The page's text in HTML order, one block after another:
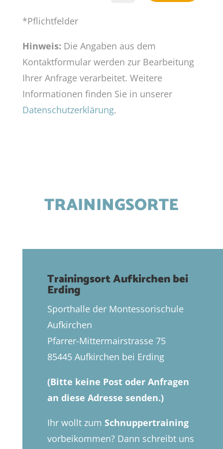
*Pflichtfelder
Hinweis: Die Angaben aus dem
Kontaktformular werden zur Bearbeitung
Ihrer Anfrage verarbeitet. Weitere
Informationen finden Sie in unserer
Datenschutzerklärung.
TRAININGSORTE
Trainingsort Aufkirchen bei
Erding
Sporthalle der Montessorischule
Aufkirchen
Pfarrer-Mittermairstrasse 75
85445 Aufkirchen bei Erding
(Bitte keine Post oder Anfragen
an diese Adresse senden.)
Ihr wollt zum Schnuppertraining
vorbeikommen? Dann schreibt uns